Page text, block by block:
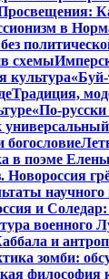
в
схемы
культура
Традиция,
«По-
универсальный
в поэме
Новороссия
научного
и
военного
и
зомби:
философия